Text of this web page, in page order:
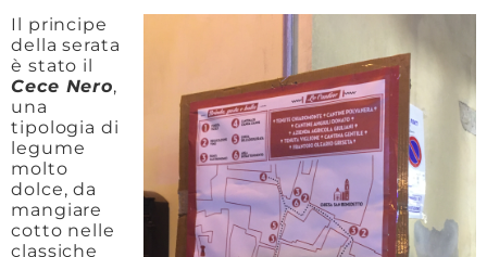
Il principe
della serata
è stato il
Cece Nero,
una
tipologia di
legume
molto
dolce, da
mangiare
cotto nelle
classiche